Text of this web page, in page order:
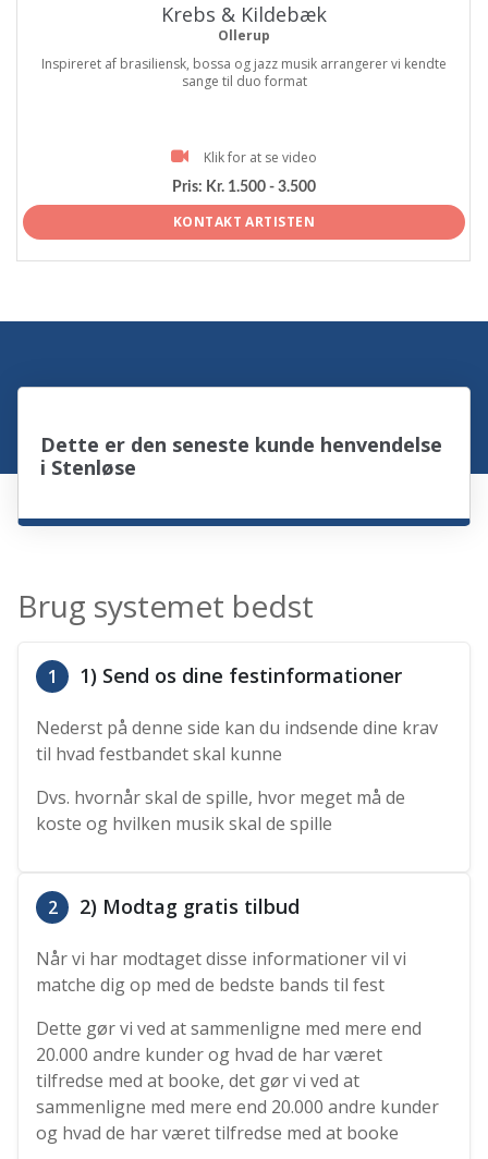
Krebs & Kildebæk
Ollerup
Inspireret af brasiliensk, bossa og jazz musik arrangerer vi kendte
sange til duo format
Klik for at se video
Pris: Kr. 1.500 - 3.500
KONTAKT ARTISTEN
Dette er den seneste kunde henvendelse
i Stenløse
Brug systemet bedst
1 1) Send os dine festinformationer
Nederst på denne side kan du indsende dine krav
til hvad festbandet skal kunne
Dvs. hvornår skal de spille, hvor meget må de
koste og hvilken musik skal de spille
2 2) Modtag gratis tilbud
Når vi har modtaget disse informationer vil vi
matche dig op med de bedste bands til fest
Dette gør vi ved at sammenligne med mere end
20.000 andre kunder og hvad de har været
tilfredse med at booke, det gør vi ved at
sammenligne med mere end 20.000 andre kunder
og hvad de har været tilfredse med at booke